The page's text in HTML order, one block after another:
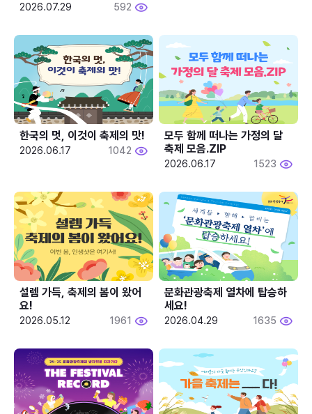
2026.07.29 592
한국의 멋, 이것이 축제의 맛!
2026.06.17 1042
모두 함께 떠나는 가정의 달
축제 모음.ZIP
2026.06.17 1523
설렘 가득, 축제의 봄이 왔어
요!
2026.05.12 1961
문화관광축제 열차에 탑승하
세요!
2026.04.29 1635